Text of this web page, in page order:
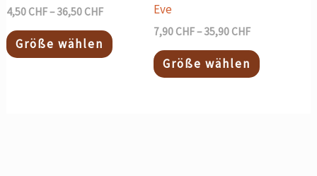
4,50 CHF–36,50 CHF
Größe wählen
Eve
7,90 CHF–35,90 CHF
Größe wählen